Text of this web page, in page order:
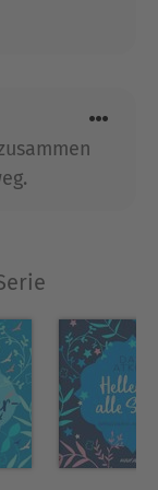
Closer, The
sagt sie
für Zyniker